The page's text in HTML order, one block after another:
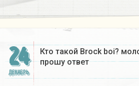
24
ДЕКАБРЬ
Кто такой Brock boi?
прошу ответ​